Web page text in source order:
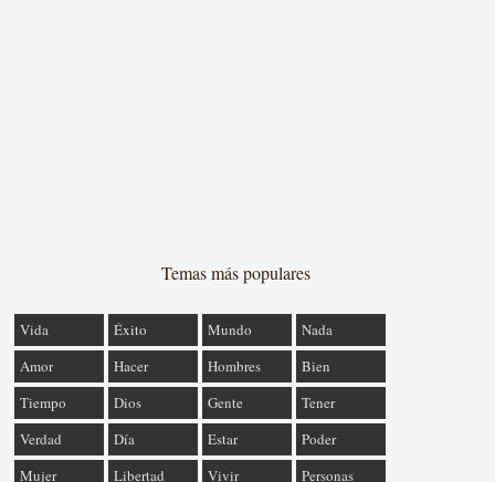
Temas más populares
Vida Éxito Mundo
Nada
Amor
Hacer Hombres
Bien
Tiempo
Dios Gente
Tener
Verdad
Día Estar
Poder
Mujer
Libertad Vivir Personas